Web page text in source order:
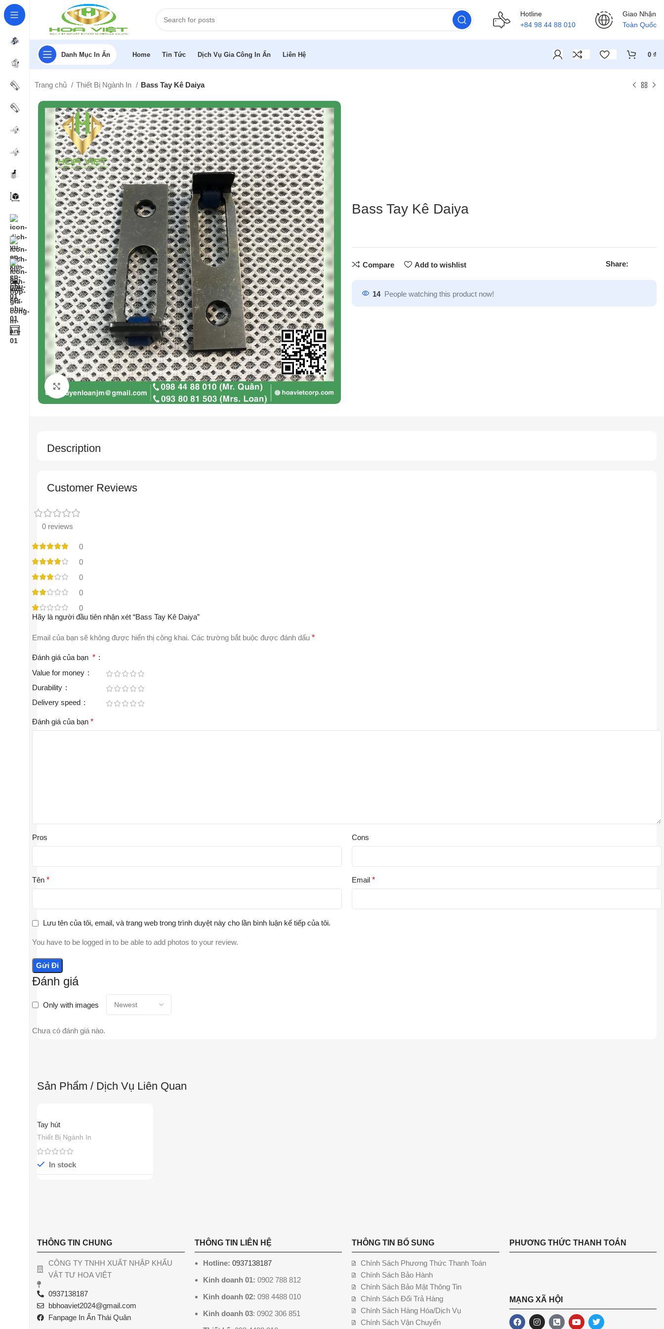
Hotline
+84 98 44 88 010
Giao Nhận
Toàn Quốc
Danh Mục In Ấn Home Tin Tức Dịch Vụ Gia Công In Ấn Liên Hệ 0 ₫
Trang chủ Thiết Bị Ngành In Bass Tay Kê Daiya
Bass Tay Kê Daiya
Compare Add to wishlist Share:
14 People watching this product now!
Description
Customer Reviews
0 reviews
0
0
0
0
0
Đánh giá
Only with images
Chưa có đánh giá nào.
Hãy là người đầu tiên nhận xét “Bass Tay Kê Daiya”
Email của bạn sẽ không được hiển thị công khai. Các trường bắt buộc được đánh dấu *
Đánh giá của bạn *
Value for money
Durability
Delivery speed
Đánh giá của bạn *
Pros Cons
Tên * Email *
Lưu tên của tôi, email, và trang web trong trình duyệt này cho lần bình luận kế tiếp của tôi.
You have to be logged in to be able to add photos to your review.
Sản Phẩm / Dịch Vụ Liên Quan
Tay hút
Thiết Bị Ngành In
In stock
THÔNG TIN CHUNG
CÔNG TY TNHH XUẤT NHẬP KHẨU
VẬT TƯ HOA VIỆT
0937138187
bbhoaviet2024@gmail.com
Fanpage In Ấn Thái Quân
THÔNG TIN LIÊN HỆ
Hotline: 0937138187
Kinh doanh 01: 0902 788 812
Kinh doanh 02: 098 4488 010
Kinh doanh 03: 0902 306 851
THÔNG TIN BỔ SUNG
Chính Sách Phương Thức Thanh Toán
Chính Sách Bảo Hành
Chính Sách Bảo Mật Thông Tin
Chính Sách Đổi Trả Hàng
Chính Sách Hàng Hóa/Dịch Vụ
Chính Sách Vận Chuyển
PHƯƠNG THỨC THANH TOÁN
MẠNG XÃ HỘI